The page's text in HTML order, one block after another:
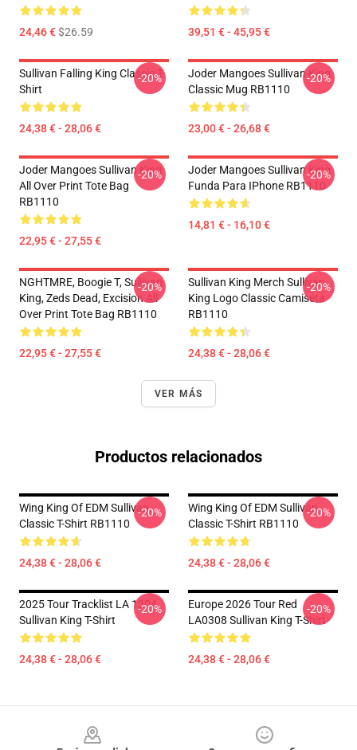
24,46 €$26.59 39,51 € - 45,95 €
Sullivan Falling King Classic T-
Shirt
24,38 € - 28,06 €
-20%
Joder Mangoes Sullivan King
Classic Mug RB1110
23,00 € - 26,68 €
-20%
Joder Mangoes Sullivan King
All Over Print Tote Bag
RB1110
22,95 € - 27,55 €
-20%
Joder Mangoes Sullivan King
Funda Para IPhone RB1110
14,81 € - 16,10 €
-20%
NGHTMRE, Boogie T, Sullivan
King, Zeds Dead, Excision All
Over Print Tote Bag RB1110
22,95 € - 27,55 €
-20%
Sullivan King Merch Sullivan
King Logo Classic Camiseta
RB1110
24,38 € - 28,06 €
-20%
VER MÁS
Productos relacionados
Wing King Of EDM Sullivan
Classic T-Shirt RB1110
24,38 € - 28,06 €
-20%
Wing King Of EDM Sullivan
Classic T-Shirt RB1110
24,38 € - 28,06 €
-20%
2025 Tour Tracklist LA 1304
Sullivan King T-Shirt
24,38 € - 28,06 €
-20%
Europe 2026 Tour Red
LA0308 Sullivan King T-Shirt
24,38 € - 28,06 €
-20%